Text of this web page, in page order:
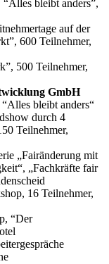
bleibt anders”,
auf der
600 Teilnehmer,
500 Teilnehmer,
GmbH
bleibt anders“
durch 4
Teilnehmer,
„Fairänderung mit
„Fachkräfte fair
16 Teilnehmer,
“Der